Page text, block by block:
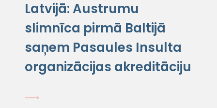
Latvijā: Austrumu
slimnīca pirmā Baltijā
saņem Pasaules Insulta
organizācijas akreditāciju